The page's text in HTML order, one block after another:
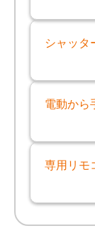
シャッタ
電動から
専用リモ